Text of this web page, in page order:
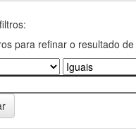
para refinar o resultado